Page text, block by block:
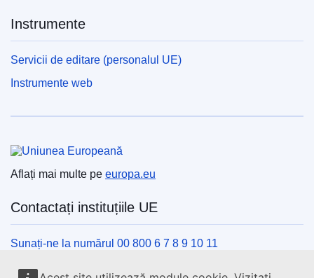
Instrumente
Servicii de editare (personalul UE)
Instrumente web
Uniunea Europeană
Aflați mai multe pe europa.eu
Contactați instituțiile UE
Sunați-ne la numărul 00 800 6 7 8 9 10 11
Utilizați alte opțiuni telefonice